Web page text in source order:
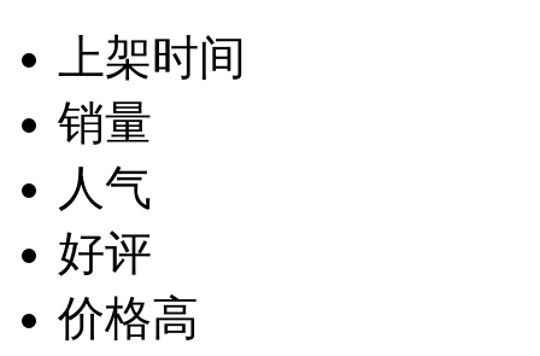
上架时间
销量
人气
好评
价格高